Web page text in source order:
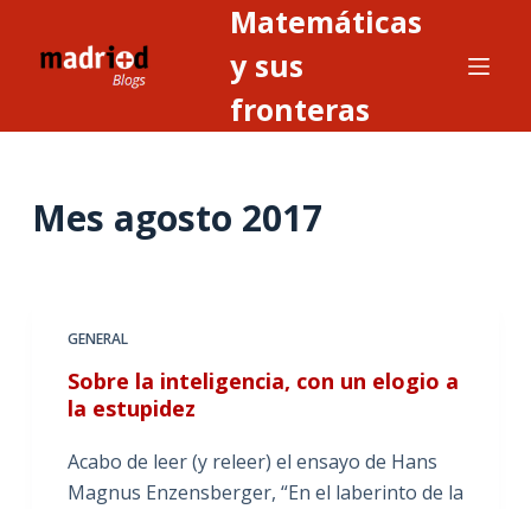
Matemáticas
y sus
fronteras
Mes agosto 2017
GENERAL
Sobre la inteligencia, con un elogio a
la estupidez
Acabo de leer (y releer) el ensayo de Hans
Magnus Enzensberger, “En el laberinto de la